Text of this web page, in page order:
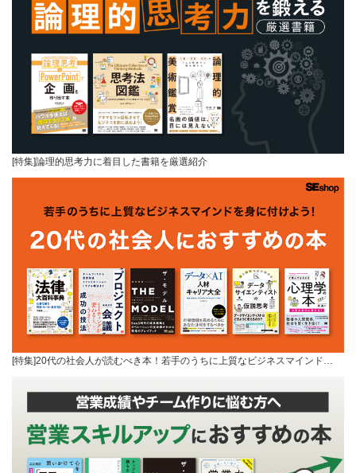
[特集]論理的思考力に着目した書籍を厳選紹介
[特集]20代の社会人が読むべき本！若手のうちに上質なビジネスマインド…